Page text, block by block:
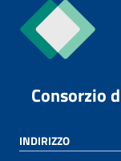
Consorzio
INDIRIZZO